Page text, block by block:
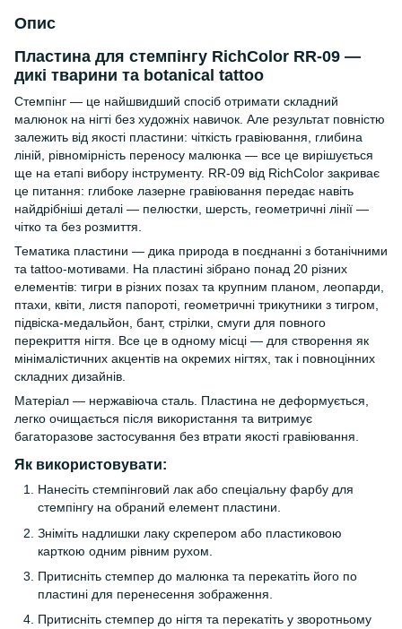
Опис
Пластина для стемпінгу RichColor RR-09 —
дикі тварини та botanical tattoo
Стемпінг — це найшвидший спосіб отримати складний
малюнок на нігті без художніх навичок. Але результат повністю
залежить від якості пластини: чіткість гравіювання, глибина
ліній, рівномірність переносу малюнка — все це вирішується
ще на етапі вибору інструменту. RR-09 від RichColor закриває
це питання: глибоке лазерне гравіювання передає навіть
найдрібніші деталі — пелюстки, шерсть, геометричні лінії —
чітко та без розмиття.
Тематика пластини — дика природа в поєднанні з ботанічними
та tattoo-мотивами. На пластині зібрано понад 20 різних
елементів: тигри в різних позах та крупним планом, леопарди,
птахи, квіти, листя папороті, геометричні трикутники з тигром,
підвіска-медальйон, бант, стрілки, смуги для повного
перекриття нігтя. Все це в одному місці — для створення як
мінімалістичних акцентів на окремих нігтях, так і повноцінних
складних дизайнів.
Матеріал — нержавіюча сталь. Пластина не деформується,
легко очищається після використання та витримує
багаторазове застосування без втрати якості гравіювання.
Як використовувати:
Нанесіть стемпінговий лак або спеціальну фарбу для
стемпінгу на обраний елемент пластини.
Зніміть надлишки лаку скрепером або пластиковою
карткою одним рівним рухом.
Притисніть стемпер до малюнка та перекатіть його по
пластині для перенесення зображення.
Притисніть стемпер до нігтя та перекатіть у зворотньому